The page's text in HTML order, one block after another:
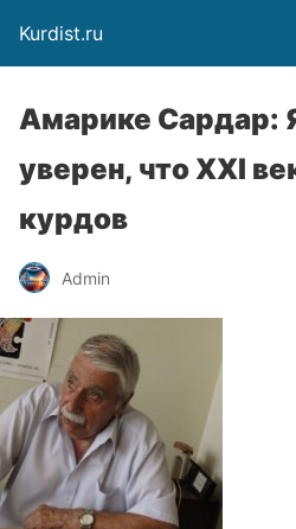
Kurdist.ru
Амарике Сардар:
уверен, что XXI
курдов
Admin